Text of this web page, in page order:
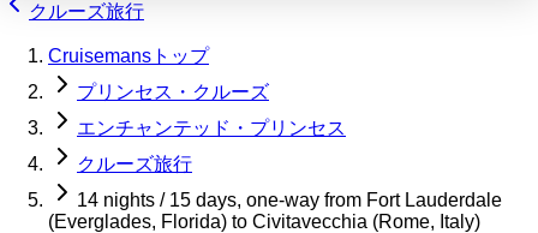
クルーズ旅行
Cruisemansトップ
プリンセス・クルーズ
エンチャンテッド・プリンセス
クルーズ旅行
14 nights / 15 days, one-way from Fort Lauderdale
(Everglades, Florida) to Civitavecchia (Rome, Italy)